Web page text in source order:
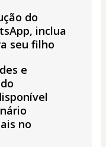
do
inclua
seu filho
e
no